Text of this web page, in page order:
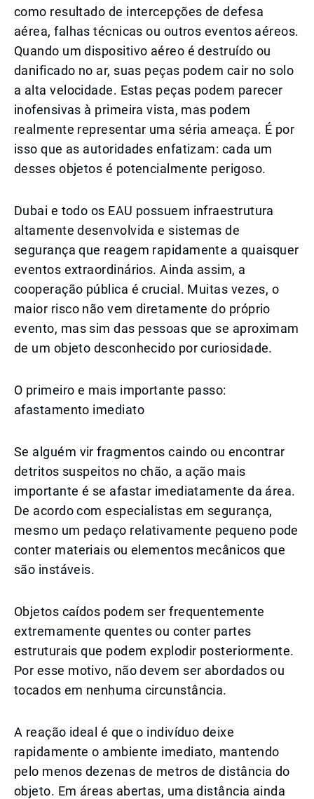
como resultado de intercepções de defesa
aérea, falhas técnicas ou outros eventos aéreos.
Quando um dispositivo aéreo é destruído ou
danificado no ar, suas peças podem cair no solo
a alta velocidade. Estas peças podem parecer
inofensivas à primeira vista, mas podem
realmente representar uma séria ameaça. É por
isso que as autoridades enfatizam: cada um
desses objetos é potencialmente perigoso.
Dubai e todo os EAU possuem infraestrutura
altamente desenvolvida e sistemas de
segurança que reagem rapidamente a quaisquer
eventos extraordinários. Ainda assim, a
cooperação pública é crucial. Muitas vezes, o
maior risco não vem diretamente do próprio
evento, mas sim das pessoas que se aproximam
de um objeto desconhecido por curiosidade.
O primeiro e mais importante passo:
afastamento imediato
Se alguém vir fragmentos caindo ou encontrar
detritos suspeitos no chão, a ação mais
importante é se afastar imediatamente da área.
De acordo com especialistas em segurança,
mesmo um pedaço relativamente pequeno pode
conter materiais ou elementos mecânicos que
são instáveis.
Objetos caídos podem ser frequentemente
extremamente quentes ou conter partes
estruturais que podem explodir posteriormente.
Por esse motivo, não devem ser abordados ou
tocados em nenhuma circunstância.
A reação ideal é que o indivíduo deixe
rapidamente o ambiente imediato, mantendo
pelo menos dezenas de metros de distância do
objeto. Em áreas abertas, uma distância ainda